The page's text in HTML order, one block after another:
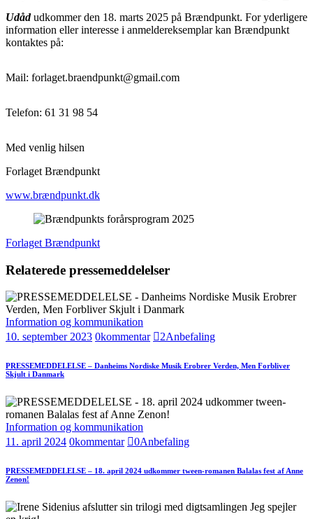
Udåd udkommer den 18. marts 2025 på Brændpunkt. For yderligere
information eller interesse i anmeldereksemplar kan Brændpunkt
kontaktes på:
Mail: forlaget.braendpunkt@gmail.com
Telefon: 61 31 98 54
Med venlig hilsen
Forlaget Brændpunkt
www.brændpunkt.dk
Forlaget Brændpunkt
Relaterede pressemeddelelser
Information og kommunikation
10. september 2023 0kommentar 2Anbefaling
PRESSEMEDDELELSE – Danheims Nordiske Musik Erobrer Verden, Men Forbliver
Skjult i Danmark
Information og kommunikation
11. april 2024 0kommentar 0Anbefaling
PRESSEMEDDELELSE – 18. april 2024 udkommer tween-romanen Balalas fest af Anne
Zenon!